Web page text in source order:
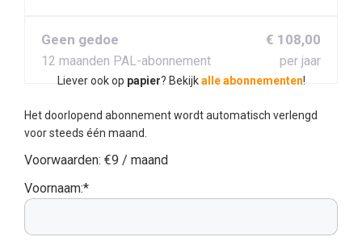
Geen gedoe
12 maanden PAL-abonnement
€ 108,00
per jaar
Liever ook op papier? Bekijkalle abonnementen!
Het doorlopend abonnement wordt automatisch verlengd
voor steeds één maand.
Voorwaarden: €9 / maand
Voornaam:*